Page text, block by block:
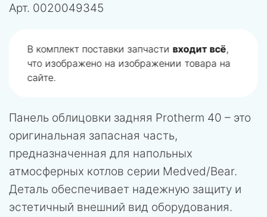
Арт. 0020049345
В комплект поставки запчасти входит всё,
что изображено на изображении товара на
сайте.
Панель облицовки задняя Protherm 40 – это
оригинальная запасная часть,
предназначенная для напольных
атмосферных котлов серии Medved/Bear.
Деталь обеспечивает надежную защиту и
эстетичный внешний вид оборудования.